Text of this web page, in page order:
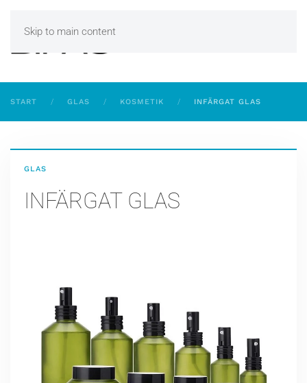
Skip to main content
START GLAS KOSMETIK INFÄRGAT GLAS
GLAS
INFÄRGAT GLAS